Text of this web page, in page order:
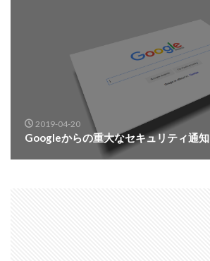
2019-04-20
Googleからの重大なセキュリティ通知